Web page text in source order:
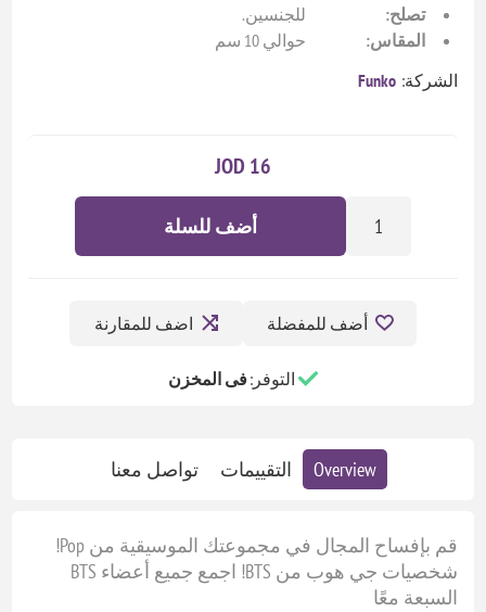
تصلح:
للجنسين.
المقاس:
حوالي 10 سم
الشركة: Funko
16 JOD
أضف للسلة
أضف للمفضلة اضف للمقارنة
التوفر:فى المخزن
Overview التقييمات تواصل معنا
قم بإفساح المجال في مجموعتك الموسيقية من Pop!
شخصيات جي هوب من BTS! اجمع جميع أعضاء BTS
السبعة معًا